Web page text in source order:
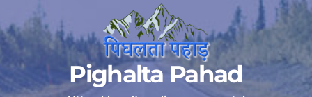
Pighalta Pahad